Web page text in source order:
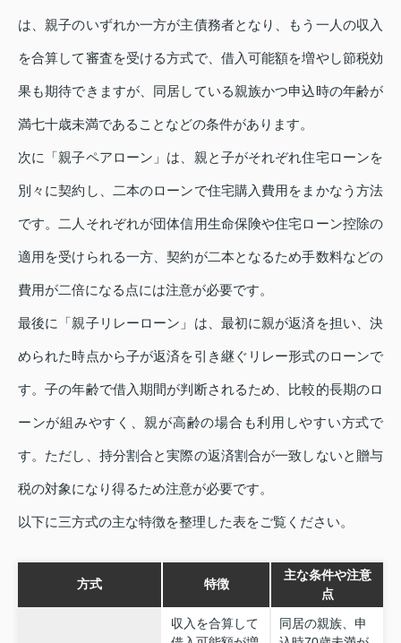
は、親子のいずれか一方が主債務者となり、もう一人の収入
を合算して審査を受ける方式で、借入可能額を増やし節税効
果も期待できますが、同居している親族かつ申込時の年齢が
満七十歳未満であることなどの条件があります。
次に「親子ペアローン」は、親と子がそれぞれ住宅ローンを
別々に契約し、二本のローンで住宅購入費用をまかなう方法
です。二人それぞれが団体信用生命保険や住宅ローン控除の
適用を受けられる一方、契約が二本となるため手数料などの
費用が二倍になる点には注意が必要です。
最後に「親子リレーローン」は、最初に親が返済を担い、決
められた時点から子が返済を引き継ぐリレー形式のローンで
す。子の年齢で借入期間が判断されるため、比較的長期のロ
ーンが組みやすく、親が高齢の場合も利用しやすい方式で
す。ただし、持分割合と実際の返済割合が一致しないと贈与
税の対象になり得るため注意が必要です。
以下に三方式の主な特徴を整理した表をご覧ください。
方式 特徴
主な条件や注意
点
収入を合算して
同居の親族、申